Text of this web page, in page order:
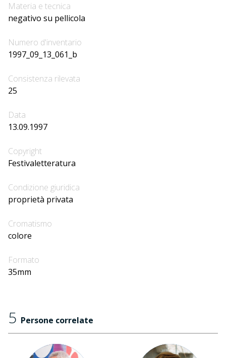
Materia e tecnica
negativo su pellicola
Numero d'inventario
1997_09_13_061_b
Consistenza rilevata
25
Data
13.09.1997
Copyright
Festivaletteratura
Condizione giuridica
proprietà privata
Cromatismo
colore
Formato
35mm
5 Persone correlate